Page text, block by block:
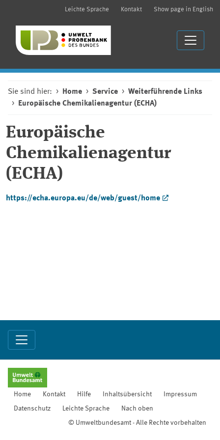
Leichte Sprache Kontakt Show page in English
Sie sind hier: Home Service
Weiterführende Links
Europäische Chemikalienagentur (ECHA)
Europäische
Chemikalienagentur
(ECHA)
https://echa.europa.eu/de/web/guest/home
Home Kontakt Hilfe Inhaltsübersicht Impressum
Datenschutz Leichte Sprache Nach oben
© Umweltbundesamt - Alle Rechte vorbehalten